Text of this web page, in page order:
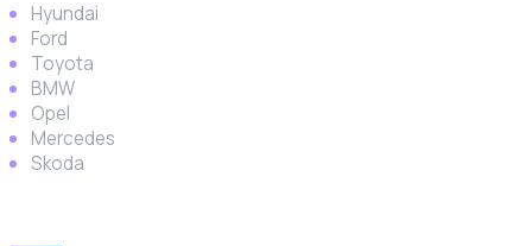
Hyundai
Ford
Toyota
BMW
Opel
Mercedes
Skoda